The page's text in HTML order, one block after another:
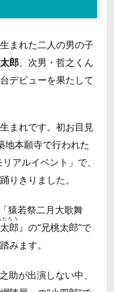
まれた二人の男の子
郎 、次男・哲之くん
デビューを果たして
まれです。初お目見
地本願寺で行われた
アルイベント」で、
りきりました。
猿若祭二月大歌舞
郎
たろう
』の“兄桃太郎”で
みます。
助が出演しない中、